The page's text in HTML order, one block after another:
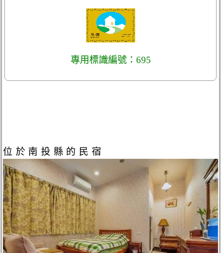
專用標識編號：695
位於南投縣的民宿